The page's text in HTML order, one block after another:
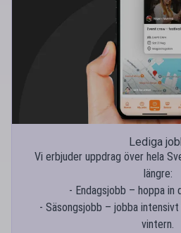
Lediga
Vi erbjuder uppdrag över hela
längre:
- Endagsjobb – hoppa in
- Säsongsjobb – jobba
vintern.